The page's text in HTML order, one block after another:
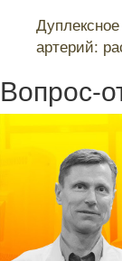
артерий:
Вопрос-